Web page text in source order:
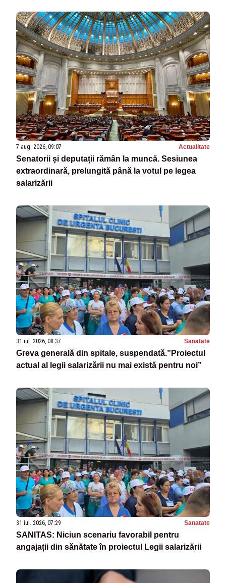
7 aug. 2026, 09:07 Actualitate
Senatorii și deputații rămân la muncă. Sesiunea
extraordinară, prelungită până la votul pe legea
salarizării
31 iul. 2026, 08:37 Sanatate
Greva generală din spitale, suspendată.”Proiectul
actual al legii salarizării nu mai există pentru noi”
31 iul. 2026, 07:29 Sanatate
SANITAS: Niciun scenariu favorabil pentru
angajații din sănătate în proiectul Legii salarizării